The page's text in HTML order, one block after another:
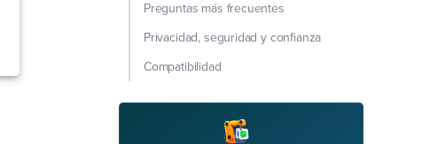
Preguntas más frecuentes
Privacidad, seguridad y confianza
Compatibilidad